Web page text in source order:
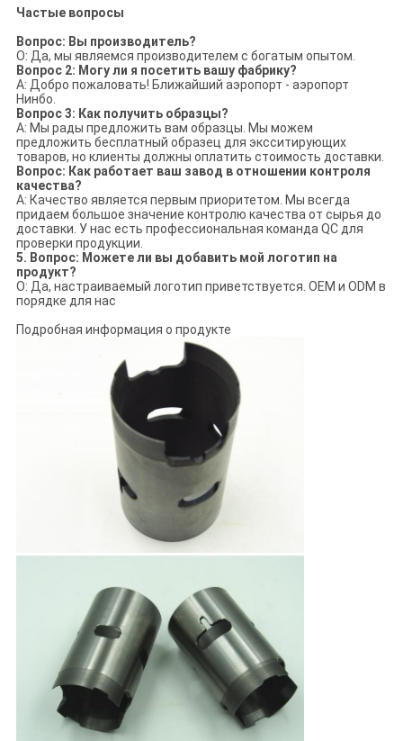
Частые вопросы
Вопрос: Вы производитель?
О: Да, мы являемся производителем с богатым опытом.
Вопрос 2: Могу ли я посетить вашу фабрику?
А: Добро пожаловать! Ближайший аэропорт - аэропорт
Нинбо.
Вопрос 3: Как получить образцы?
A: Мы рады предложить вам образцы. Мы можем
предложить бесплатный образец для эксситирующих
товаров, но клиенты должны оплатить стоимость доставки.
Вопрос: Как работает ваш завод в отношении контроля
качества?
A: Качество является первым приоритетом. Мы всегда
придаем большое значение контролю качества от сырья до
доставки. У нас есть профессиональная команда QC для
проверки продукции.
5. Вопрос: Можете ли вы добавить мой логотип на
продукт?
О: Да, настраиваемый логотип приветствуется. OEM и ODM в
порядке для нас
Подробная информация о продукте